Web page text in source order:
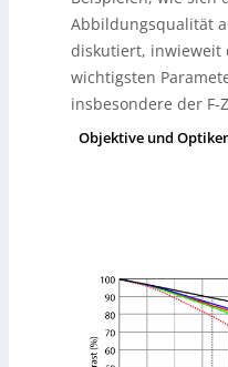
Abbildungsqualität
diskutiert, inwieweit
wichtigsten
insbesondere der F-
Objektive und